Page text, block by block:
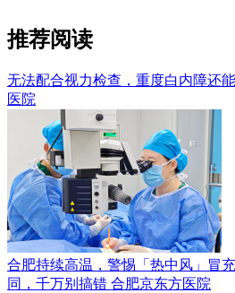
推荐阅读
无法配合视力检查，重度白内障还
医院
合肥持续高温，警惕「热中风」冒
同，千万别搞错 合肥京东方医院